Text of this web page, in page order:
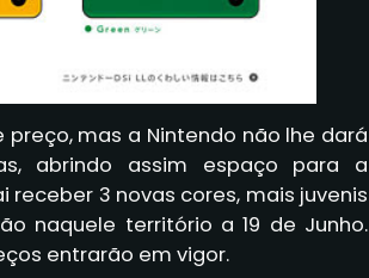
mas a Nintendo não lhe dará
abrindo assim espaço para a
receber 3 novas cores, mais juvenis
naquele território a 19 de Junho.
entrarão em vigor.